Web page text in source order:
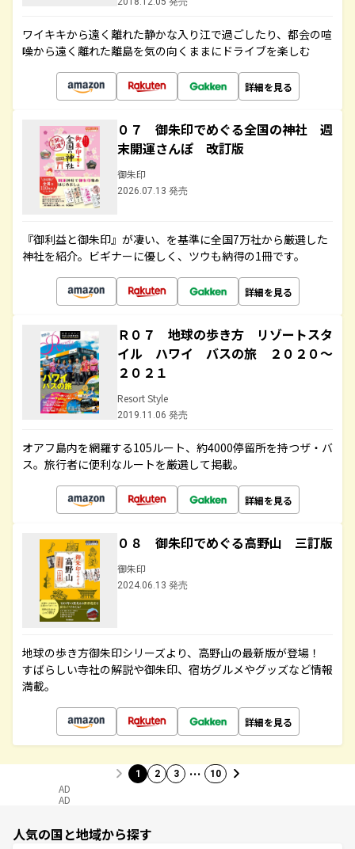
ワイキキから遠く離れた静かな入り江で過ごしたり、都会の喧
噪から遠く離れた離島を気の向くままにドライブを楽しむ
詳細を見る
０７ 御朱印でめぐる全国の神社 週
末開運さんぽ 改訂版
御朱印
2026.07.13 発売
『御利益と御朱印』が凄い、を基準に全国7万社から厳選した
神社を紹介。ビギナーに優しく、ツウも納得の1冊です。
詳細を見る
Ｒ０７ 地球の歩き方 リゾートスタ
イル ハワイ バスの旅 ２０２０～
２０２１
Resort Style
2019.11.06 発売
オアフ島内を網羅する105ルート、約4000停留所を持つザ・バ
ス。旅行者に便利なルートを厳選して掲載。
詳細を見る
０８ 御朱印でめぐる高野山 三訂版
御朱印
2024.06.13 発売
地球の歩き方御朱印シリーズより、高野山の最新版が登場！
すばらしい寺社の解説や御朱印、宿坊グルメやグッズなど情報
満載。
詳細を見る
1 2 3 … 10
AD
AD
人気の国と地域から探す